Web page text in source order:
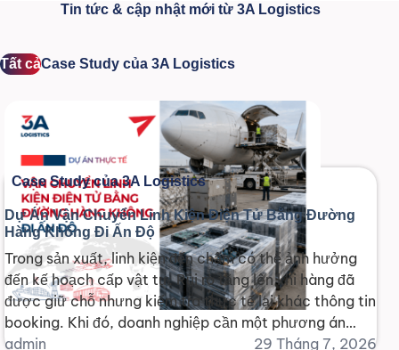
Tin tức & cập nhật mới từ 3A Logistics
Tất cảCase Study của 3A Logistics
Case Study của 3A Logistics
Dự Án Vận Chuyển Linh Kiện Điện Tử Bằng Đường
Hàng Không Đi Ấn Độ
Trong sản xuất, linh kiện đến chậm có thể ảnh hưởng
đến kế hoạch cấp vật tư. Rủi ro tăng lên khi hàng đã
được giữ chỗ nhưng kiểm tra thực tế lại khác thông tin
booking. Khi đó, doanh nghiệp cần một phương án
triển khai ngay, đúng tính chất hàng và hạn chế [...]
admin 29 Tháng 7, 2026